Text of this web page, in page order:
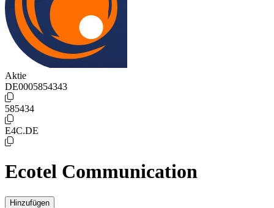
Aktie
DE0005854343
585434
E4C.DE
Ecotel Communication
Hinzufügen